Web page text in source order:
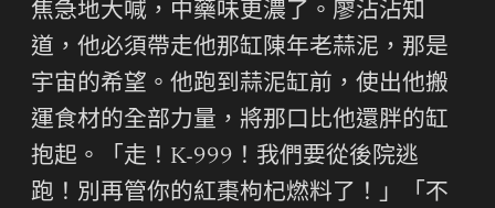
焦急地大喊，中藥味更濃了。廖沾沾知
道，他必須帶走他那缸陳年老蒜泥，那是
宇宙的希望。他跑到蒜泥缸前，使出他搬
運食材的全部力量，將那口比他還胖的缸
抱起。「走！K-999！我們要從後院逃
跑！別再管你的紅棗枸杞燃料了！」「不